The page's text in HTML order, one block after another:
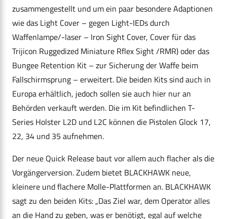
zusammengestellt und um ein paar besondere Adaptionen
wie das Light Cover – gegen Light-IEDs durch
Waffenlampe/-laser – Iron Sight Cover, Cover für das
Trijicon Ruggedized Miniature Rflex Sight /RMR) oder das
Bungee Retention Kit – zur Sicherung der Waffe beim
Fallschirmsprung – erweitert. Die beiden Kits sind auch in
Europa erhältlich, jedoch sollen sie auch hier nur an
Behörden verkauft werden. Die im Kit befindlichen T-
Series Holster L2D und L2C können die Pistolen Glock 17,
22, 34 und 35 aufnehmen.
Der neue Quick Release baut vor allem auch flacher als die
Vorgängerversion. Zudem bietet BLACKHAWK neue,
kleinere und flachere Molle-Plattformen an. BLACKHAWK
sagt zu den beiden Kits: „Das Ziel war, dem Operator alles
an die Hand zu geben, was er benötigt, egal auf welche